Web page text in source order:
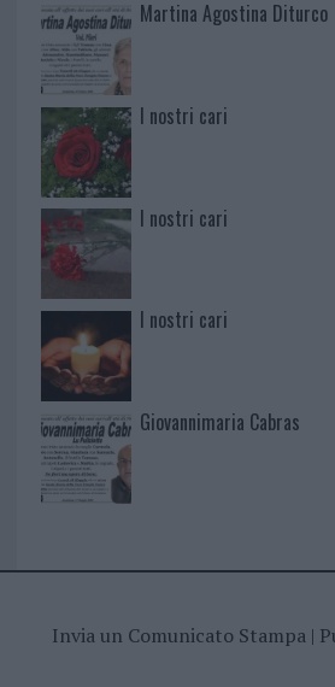
Martina Agostina Diturco
I nostri cari
I nostri cari
I nostri cari
Giovannimaria Cabras
Invia un Comunicato Stampa|